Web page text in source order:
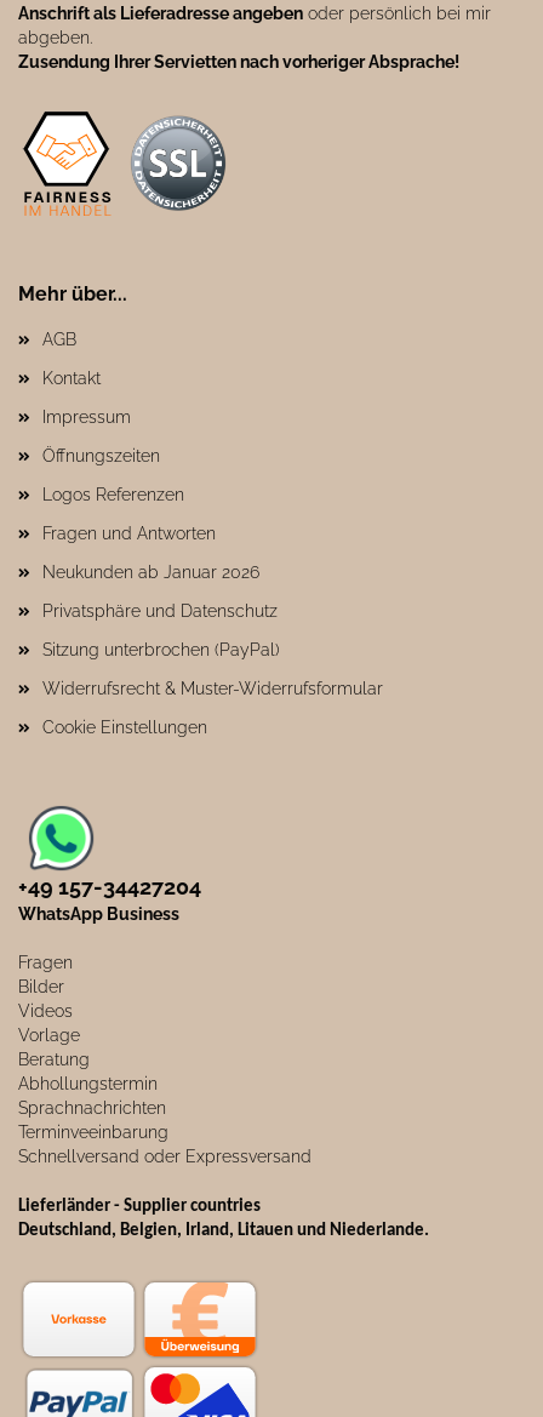
Anschrift als Lieferadresse angeben oder persönlich bei mir
abgeben.
Zusendung Ihrer Servietten nach vorheriger Absprache!
Mehr über...
AGB
Kontakt
Impressum
Öffnungszeiten
Logos Referenzen
Fragen und Antworten
Neukunden ab Januar 2026
Privatsphäre und Datenschutz
Sitzung unterbrochen (PayPal)
Widerrufsrecht & Muster-Widerrufsformular
Cookie Einstellungen
+49 157-34427204​
WhatsApp Business
Fragen
Bilder
Videos
Vorlage
Beratung
Abhollungstermin
Sprachnachrichten
Terminveeinbarung
Schnellversand oder Expressversand
Lieferländer - Supplier countries
Deutschland, Belgien, Irland, Litauen und Niederlande.